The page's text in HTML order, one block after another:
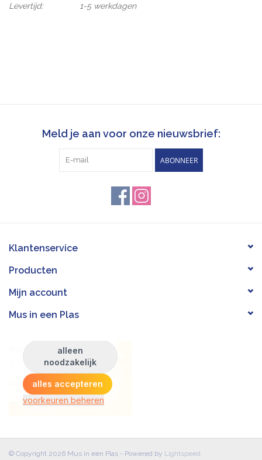
Levertijd:
1-5 werkdagen
Meld je aan voor onze nieuwsbrief:
ABONNEER
Klantenservice
Producten
Mijn account
Mus in een Plas
© Copyright 2026 Mus in een Plas - Powered by Lightspeed